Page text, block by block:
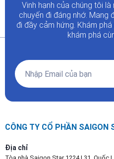
Vinh hạnh của chúng tôi
chuyến đi đáng nhớ. Mang
đi đầy cảm hứng. Khám
khám phá
CÔNG TY CỔ PHẦN SAIGON
Địa chỉ